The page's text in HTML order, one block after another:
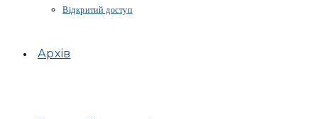
Відкритий доступ
Архів